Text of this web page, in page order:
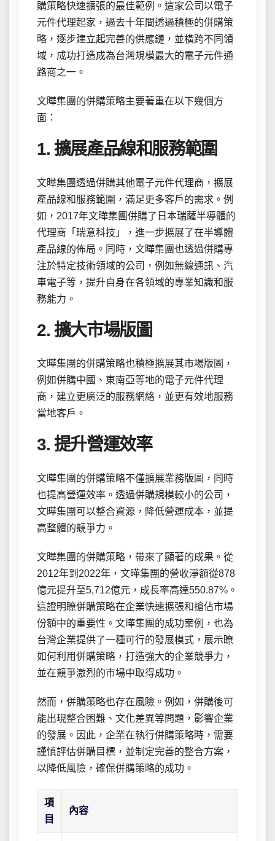
購策略快速擴張的最佳範例。這家公司以電子
元件代理起家，過去十年間透過積極的併購策
略，逐步建立起完善的供應鏈，並橫跨不同領
域，成功打造成為台灣規模最大的電子元件通
路商之一。
文曄集團的併購策略主要著重在以下幾個方
面：
1. 擴展產品線和服務範圍
文曄集團透過併購其他電子元件代理商，擴展
產品線和服務範圍，滿足更多客戶的需求。例
如，2017年文曄集團併購了日本瑞薩半導體的
代理商「瑞意科技」，進一步擴展了在半導體
產品線的佈局。同時，文曄集團也透過併購專
注於特定技術領域的公司，例如無線通訊、汽
車電子等，提升自身在各領域的專業知識和服
務能力。
2. 擴大市場版圖
文曄集團的併購策略也積極擴展其市場版圖，
例如併購中國、東南亞等地的電子元件代理
商，建立更廣泛的服務網絡，並更有效地服務
當地客戶。
3. 提升營運效率
文曄集團的併購策略不僅擴展業務版圖，同時
也提高營運效率。透過併購規模較小的公司，
文曄集團可以整合資源，降低營運成本，並提
高整體的競爭力。
文曄集團的併購策略，帶來了顯著的成果。從
2012年到2022年，文曄集團的營收淨額從878
億元提升至5,712億元，成長率高達550.87%。
這證明瞭併購策略在企業快速擴張和搶佔市場
份額中的重要性。文曄集團的成功案例，也為
台灣企業提供了一種可行的發展模式，展示瞭
如何利用併購策略，打造強大的企業競爭力，
並在競爭激烈的市場中取得成功。
然而，併購策略也存在風險。例如，併購後可
能出現整合困難、文化差異等問題，影響企業
的發展。因此，企業在執行併購策略時，需要
謹慎評估併購目標，並制定完善的整合方案，
以降低風險，確保併購策略的成功。
項
目
內容